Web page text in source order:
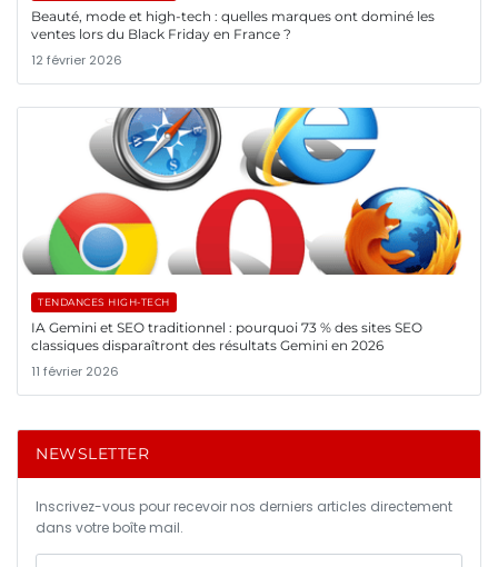
Beauté, mode et high-tech : quelles marques ont dominé les
ventes lors du Black Friday en France ?
12 février 2026
TENDANCES HIGH-TECH
IA Gemini et SEO traditionnel : pourquoi 73 % des sites SEO
classiques disparaîtront des résultats Gemini en 2026
11 février 2026
NEWSLETTER
Inscrivez-vous pour recevoir nos derniers articles directement
dans votre boîte mail.